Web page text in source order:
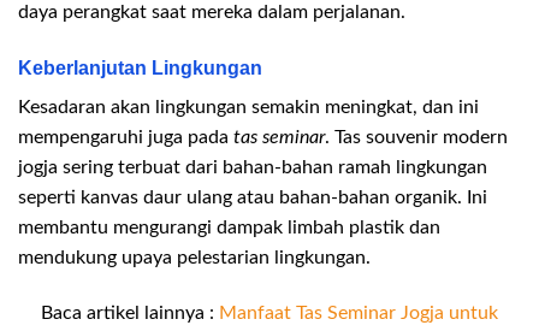
daya perangkat saat mereka dalam perjalanan.
Keberlanjutan Lingkungan
Kesadaran akan lingkungan semakin meningkat, dan ini
mempengaruhi juga pada tas seminar. Tas souvenir modern
jogja sering terbuat dari bahan-bahan ramah lingkungan
seperti kanvas daur ulang atau bahan-bahan organik. Ini
membantu mengurangi dampak limbah plastik dan
mendukung upaya pelestarian lingkungan.
Baca artikel lainnya : Manfaat Tas Seminar Jogja untuk